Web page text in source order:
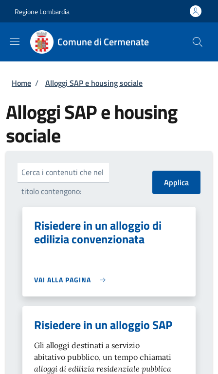
Regione Lombardia
Comune di Cermenate
Briciole di pane
Home / Alloggi SAP e housing sociale
Alloggi SAP e housing
sociale
Cerca i contenuti che nel
titolo contengono:
Risiedere in un alloggio di
edilizia convenzionata
VAI ALLA PAGINA
Risiedere in un alloggio SAP
Gli alloggi destinati a servizio
abitativo pubblico, un tempo chiamati
alloggi di edilizia residenziale pubblica